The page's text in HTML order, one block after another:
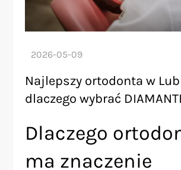
Najlepszy ortodonta w
dlaczego wybrać
Dlaczego
ma znaczenie